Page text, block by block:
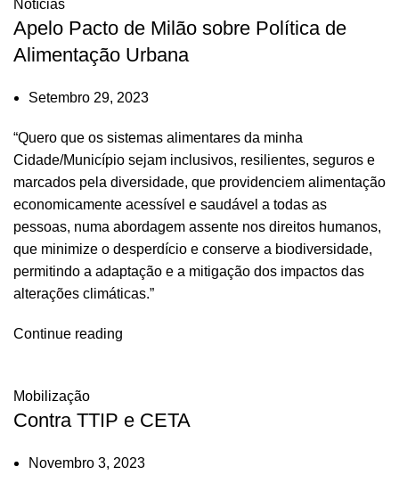
Notícias
Apelo Pacto de Milão sobre Política de
Alimentação Urbana
Setembro 29, 2023
“Quero que os sistemas alimentares da minha
Cidade/Município sejam inclusivos, resilientes, seguros e
marcados pela diversidade, que providenciem alimentação
economicamente acessível e saudável a todas as
pessoas, numa abordagem assente nos direitos humanos,
que minimize o desperdício e conserve a biodiversidade,
permitindo a adaptação e a mitigação dos impactos das
alterações climáticas.”
Continue reading
Mobilização
Contra TTIP e CETA
Novembro 3, 2023